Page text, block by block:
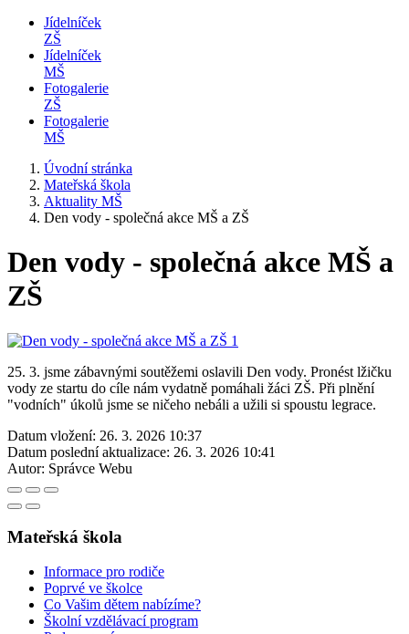
Jídelníček
ZŠ
Jídelníček
MŠ
Fotogalerie
ZŠ
Fotogalerie
MŠ
Úvodní stránka
Mateřská škola
Aktuality MŠ
Den vody - společná akce MŠ a ZŠ
Den vody - společná akce MŠ a
ZŠ
25. 3. jsme zábavnými soutěžemi oslavili Den vody. Pronést lžičku
vody ze startu do cíle nám vydatně pomáhali žáci ZŠ. Při plnění
"vodních" úkolů jsme se ničeho nebáli a užili si spoustu legrace.
Datum vložení: 26. 3. 2026 10:37
Datum poslední aktualizace: 26. 3. 2026 10:41
Autor: Správce Webu
Mateřská škola
Informace pro rodiče
Poprvé ve školce
Co Vašim dětem nabízíme?
Školní vzdělávací program